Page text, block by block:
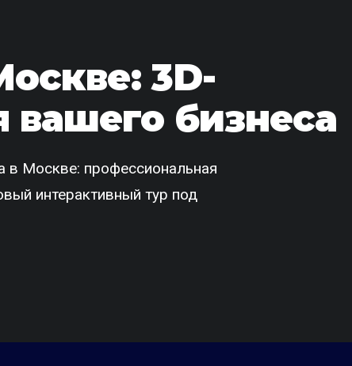
3D-
бизнеса
в Москве: профессиональная
интерактивный тур под